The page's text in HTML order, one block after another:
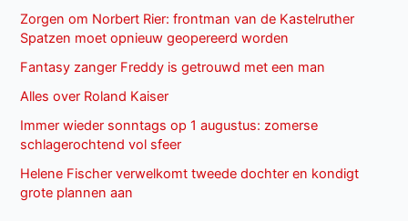
Zorgen om Norbert Rier: frontman van de Kastelruther
Spatzen moet opnieuw geopereerd worden
Fantasy zanger Freddy is getrouwd met een man
Alles over Roland Kaiser
Immer wieder sonntags op 1 augustus: zomerse
schlagerochtend vol sfeer
Helene Fischer verwelkomt tweede dochter en kondigt
grote plannen aan